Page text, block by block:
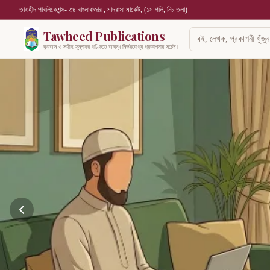
তাওহীদ পাবলিকেশন্স- ৩৪ বাংলাবাজার , মাদ্রাসা মার্কেট, (১ম গলি, নিচ তলা)
Tawheed Publications
কুরআন ও সহীহ সুন্নাহর গণ্ডিতে আবদ্ধ নির্ভরযোগ্য প্রকাশনায় সচেষ্ট।